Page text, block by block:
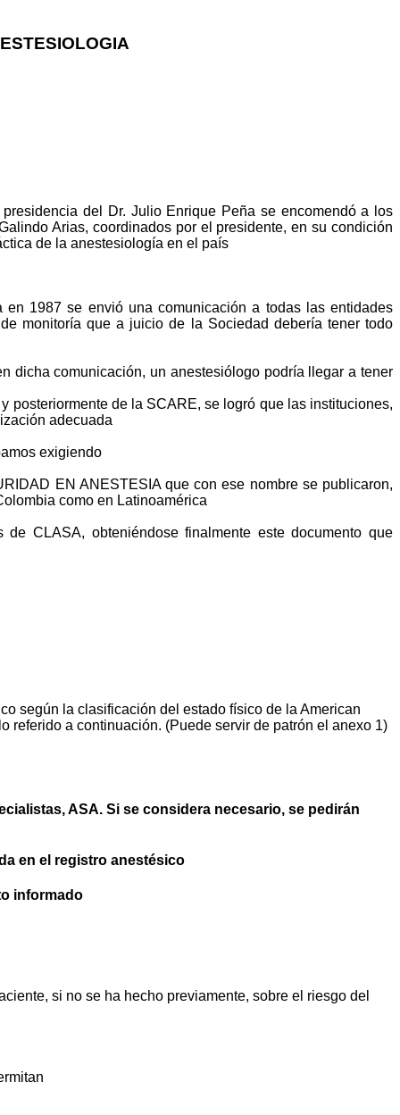
del Dr. Julio Enrique Peña se encomendó a los
Arias, coordinados por el presidente, en su condición
de la anestesiología en el país
1987 se envió una comunicación a todas las entidades
monitoría que a juicio de la Sociedad debería tener todo
dicha comunicación, un anestesiólogo podría llegar a tener
posteriormente de la SCARE, se logró que las instituciones,
adecuada
exigiendo
EN ANESTESIA que con ese nombre se publicaron,
como en Latinoamérica
CLASA, obteniéndose finalmente este documento que
según la clasificación del estado físico de la American
referido a continuación. (Puede servir de patrón el anexo 1)
ASA. Si se considera necesario, se pedirán
en el registro anestésico
informado
si no se ha hecho previamente, sobre el riesgo del